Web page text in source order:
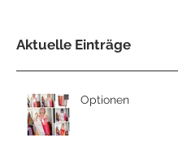
Aktuelle Einträge
Optionen